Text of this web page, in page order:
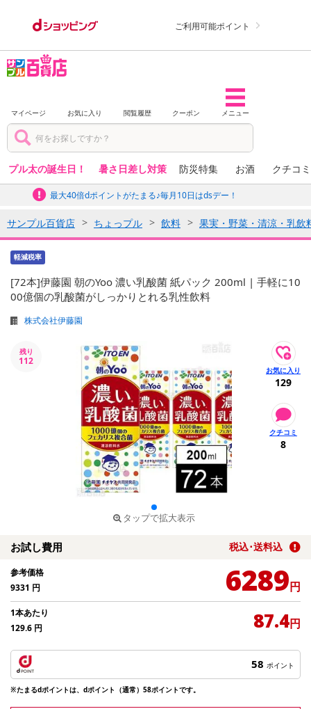
ご利用可能ポイント
マイページ お気に入り 閲覧履歴 クーポン メニュー
プル太の誕生日！ 暑さ日差し対策 防災特集 お酒 クチコ
最大40倍dポイントがたまる♪毎月10日はdsデー！
サンプル百貨店 ちょっプル 飲料 果実・野菜・清涼・乳飲
軽減税率
[72本]伊藤園 朝のYoo 濃い乳酸菌 紙パック 200ml | 手軽に10
00億個の乳酸菌がしっかりとれる乳性飲料
株式会社伊藤園
残り
112
タップで拡大表示
129
8
お試し費用 税込･送料込
参考価格
9331 円 6289円
1本あたり
129.6 円 87.4円
58 ポイント
※たまるdポイントは、dポイント（通常）58ポイントです。